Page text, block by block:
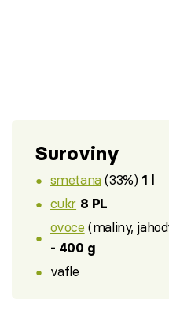
Suroviny
smetana(33%) 1 l
cukr 8 PL
ovoce (maliny,
- 400 g
vafle